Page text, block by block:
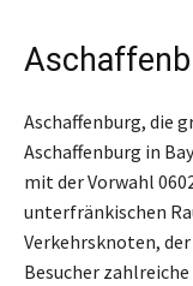
Aschaffenburg, die
Aschaffenburg in
mit der Vorwahl
unterfränkischen
Verkehrsknoten,
Besucher